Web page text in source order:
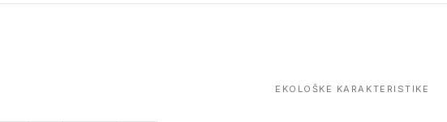
EKOLOŠKE KARAKTERISTIKE